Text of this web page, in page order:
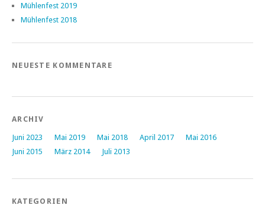
Mühlenfest 2019
Mühlenfest 2018
NEUESTE KOMMENTARE
ARCHIV
Juni 2023 Mai 2019 Mai 2018 April 2017
Mai 2016
Juni 2015
März 2014 Juli 2013
KATEGORIEN